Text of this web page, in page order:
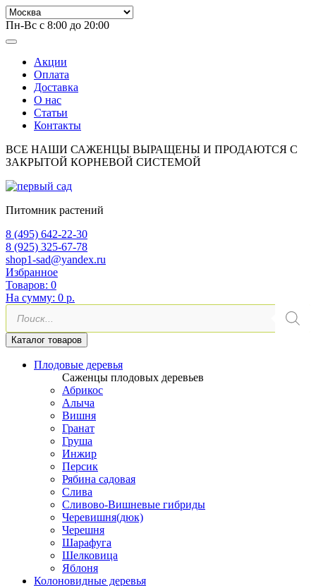
Пн-Вс с 8:00 до 20:00
Акции
Оплата
Доставка
О нас
Статьи
Контакты
ВСЕ НАШИ САЖЕНЦЫ ВЫРАЩЕНЫ И ПРОДАЮТСЯ С
ЗАКРЫТОЙ КОРНЕВОЙ СИСТЕМОЙ
Питомник растений
8 (495) 642-22-30
8 (925) 325-67-78
shop1-sad@yandex.ru
Избранное
Товаров: 0
На сумму: 0 р.
Поиск
товаров
Каталог товаров
Плодовые деревья
Саженцы плодовых деревьев
Абрикос
Алыча
Вишня
Гранат
Груша
Инжир
Персик
Рябина садовая
Слива
Сливово-Вишневые гибриды
Черевишня(дюк)
Черешня
Шарафуга
Шелковица
Яблоня
Колоновидные деревья